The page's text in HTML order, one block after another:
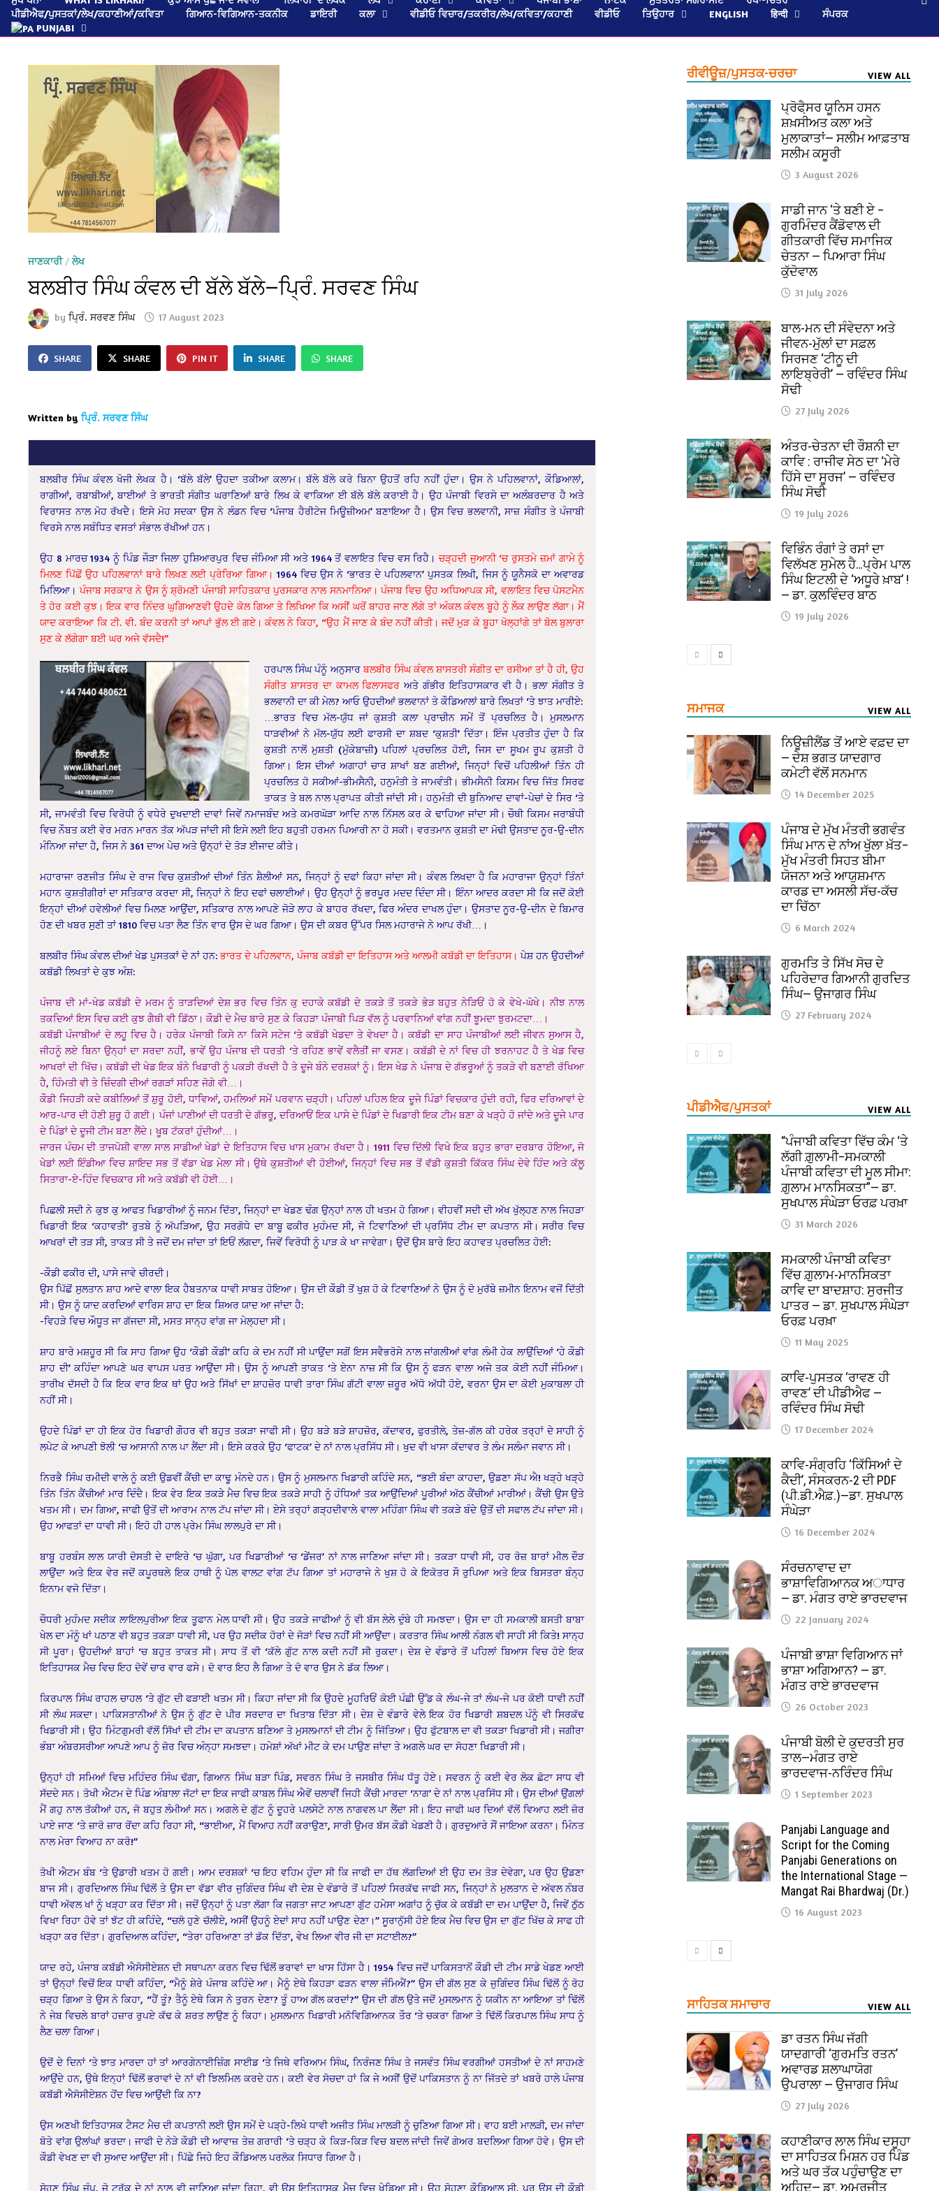
ਪੀਡੀਐਫ/ਪੁਸਤਕਾਂ/ਲੇਖ/ਕਹਾਣੀਆਂ/ਕਵਿਤਾ
ਗਿਆਨ-ਵਿਗਿਆਨ-ਤਕਨੀਕ ਡਾਇਰੀ ਕਲਾ ਵੀਡੀਓ ਵਿਚਾਰ/ਤਕਰੀਰ/ਲੇਖ/ਕਵਿਤਾ/ਕਹਾਣੀ ਵੀਡੀਓ ਤਿਉਹਾਰ ENGLISH हिन्दी
ਸੰਪਰਕ
PUNJABI
ਜਾਣਕਾਰੀ/ਲੇਖ
ਬਲਬੀਰ ਸਿੰਘ ਕੰਵਲ ਦੀ ਬੱਲੇ ਬੱਲੇ—ਪ੍ਰਿੰ. ਸਰਵਣ ਸਿੰਘ
byਪ੍ਰਿੰ. ਸਰਵਣ ਸਿੰਘ 17 August 2023
SHARE SHARE PIN IT SHARE SHARE
Written by ਪ੍ਰਿੰ. ਸਰਵਣ ਸਿੰਘ
ਬਲਬੀਰ ਸਿੰਘ ਕੰਵਲ ਖੋਜੀ ਲੇਖਕ ਹੈ। ‘ਬੱਲੇ ਬੱਲੇ’ ਉਹਦਾ ਤਕੀਆ ਕਲਾਮ। ਬੱਲੇ ਬੱਲੇ ਕਰੇ ਬਿਨਾ ਉਹਤੋਂ ਰਹਿ ਨਹੀਂ ਹੁੰਦਾ। ਉਸ ਨੇ ਪਹਿਲਵਾਨਾਂ, ਕੌਡਿਆਲਾਂ,
ਰਾਗੀਆਂ, ਰਬਾਬੀਆਂ, ਬਾਈਆਂ ਤੇ ਭਾਰਤੀ ਸੰਗੀਤ ਘਰਾਣਿਆਂ ਬਾਰੇ ਲਿਖ ਕੇ ਵਾਕਿਆ ਈ ਬੱਲੇ ਬੱਲੇ ਕਰਾਈ ਹੈ। ਉਹ ਪੰਜਾਬੀ ਵਿਰਸੇ ਦਾ ਅਲੰਬਰਦਾਰ ਹੈ ਅਤੇ
ਵਿਰਾਸਤ ਨਾਲ ਮੋਹ ਰੱਖਦੈ। ਇਸੇ ਮੋਹ ਸਦਕਾ ਉਸ ਨੇ ਲੰਡਨ ਵਿਚ ‘ਪੰਜਾਬ ਹੈਰੀਟੇਜ ਮਿਊਜ਼ੀਅਮ’ ਬਣਾਇਆ ਹੈ। ਉਸ ਵਿਚ ਭਲਵਾਨੀ, ਸਾਜ਼ ਸੰਗੀਤ ਤੇ ਪੰਜਾਬੀ
ਵਿਰਸੇ ਨਾਲ ਸਬੰਧਿਤ ਵਸਤਾਂ ਸੰਭਾਲ ਰੱਖੀਆਂ ਹਨ।
ਉਹ 8 ਮਾਰਚ 1934 ਨੂੰ ਪਿੰਡ ਜੌੜਾ ਜਿਲਾ ਹੁਸ਼ਿਆਰਪੁਰ ਵਿਚ ਜੰਮਿਆ ਸੀ ਅਤੇ 1964 ਤੋਂ ਵਲਾਇਤ ਵਿਚ ਵਸ ਰਿਹੈ। ਚੜ੍ਹਦੀ ਜੁਆਨੀ ‘ਚ ਰੁਸਤਮੇ ਜ਼ਮਾਂ ਗਾਮੇ ਨੂੰ
ਮਿਲਣ ਪਿੱਛੋਂ ਉਹ ਪਹਿਲਵਾਨਾਂ ਬਾਰੇ ਲਿਖਣ ਲਈ ਪ੍ਰੇਰਿਆ ਗਿਆ। 1964 ਵਿਚ ਉਸ ਨੇ ‘ਭਾਰਤ ਦੇ ਪਹਿਲਵਾਨ’ ਪੁਸਤਕ ਲਿਖੀ, ਜਿਸ ਨੂੰ ਯੂਨੈਸਕੋ ਦਾ ਅਵਾਰਡ
ਮਿਲਿਆ।ਪੰਜਾਬ ਸਰਕਾਰ ਨੇ ਉਸ ਨੂੰ ਸ਼੍ਰੋਮਣੀ ਪੰਜਾਬੀ ਸਾਹਿਤਕਾਰ ਪੁਰਸਕਾਰ ਨਾਲ ਸਨਮਾਨਿਆ। ਪੰਜਾਬ ਵਿਚ ਉਹ ਅਧਿਆਪਕ ਸੀ, ਵਲਾਇਤ ਵਿਚ ਪੋਸਟਮੈਨ
ਤੇ ਹੋਰ ਕਈ ਕੁਝ। ਇਕ ਵਾਰ ਨਿੰਦਰ ਘੁਗਿਆਣਵੀ ਉਹਦੇ ਕੋਲ ਗਿਆ ਤੇ ਲਿਖਿਆ ਕਿ ਅਸੀਂ ਘਰੋਂ ਬਾਹਰ ਜਾਣ ਲੱਗੇ ਤਾਂ ਅੰਕਲ ਕੰਵਲ ਬੂਹੇ ਨੂੰ ਲੌਕ ਲਾਉਣ ਲੱਗਾ। ਮੈਂ
ਯਾਦ ਕਰਾਇਆ ਕਿ ਟੀ. ਵੀ. ਬੰਦ ਕਰਨੀ ਤਾਂ ਆਪਾਂ ਭੁੱਲ ਈ ਗਏ। ਕੰਵਲ ਨੇ ਕਿਹਾ, “ਉਹ ਮੈਂ ਜਾਣ ਕੇ ਬੰਦ ਨਹੀਂ ਕੀਤੀ। ਜਦੋਂ ਮੁੜ ਕੇ ਬੂਹਾ ਖੋਲ੍ਹਾਂਗੇ ਤਾਂ ਬੋਲ ਬੁਲਾਰਾ
ਸੁਣ ਕੇ ਲੱਗੇਗਾ ਬਈ ਘਰ ਅਜੇ ਵੱਸਦੈ!”
ਹਰਪਾਲ ਸਿੰਘ ਪੰਨੂੰ ਅਨੁਸਾਰਬਲਬੀਰ ਸਿੰਘ ਕੰਵਲ ਸ਼ਾਸਤਰੀ ਸੰਗੀਤ ਦਾ ਰਸੀਆ ਤਾਂ ਹੈ ਹੀ, ਉਹ
ਸੰਗੀਤ ਸ਼ਾਸਤਰ ਦਾ ਕਾਮਲ ਫਿਲਾਸਫਰ ਅਤੇ ਗੰਭੀਰ ਇਤਿਹਾਸਕਾਰ ਵੀ ਹੈ। ਭਲਾ ਸੰਗੀਤ ਤੇ
ਭਲਵਾਨੀ ਦਾ ਕੀ ਮੇਲ? ਆਓ ਉਹਦੀਆਂ ਭਲਵਾਨਾਂ ਤੇ ਕੌਡਿਆਲਾਂ ਬਾਰੇ ਲਿਖਤਾਂ ‘ਤੇ ਝਾਤ ਮਾਰੀਏ:
…ਭਾਰਤ ਵਿਚ ਮੱਲ-ਯੁੱਧ ਜਾਂ ਕੁਸ਼ਤੀ ਕਲਾ ਪ੍ਰਾਚੀਨ ਸਮੇਂ ਤੋਂ ਪ੍ਰਚਲਿਤ ਹੈ। ਮੁਸਲਮਾਨ
ਧਾੜਵੀਆਂ ਨੇ ਮੱਲ-ਯੁੱਧ ਲਈ ਫਾਰਸੀ ਦਾ ਸ਼ਬਦ ‘ਕੁਸ਼ਤੀ’ ਦਿੱਤਾ। ਇੰਜ ਪ੍ਰਤੀਤ ਹੁੰਦਾ ਹੈ ਕਿ
ਕੁਸ਼ਤੀ ਨਾਲੋਂ ਮੁਸ਼ਤੀ (ਮੁੱਕੇਬਾਜ਼ੀ) ਪਹਿਲਾਂ ਪ੍ਰਚਲਿਤ ਹੋਈ, ਜਿਸ ਦਾ ਸੂਖਮ ਰੂਪ ਕੁਸ਼ਤੀ ਹੋ
ਗਿਆ। ਇਸ ਦੀਆਂ ਅਗਾਹਾਂ ਚਾਰ ਸ਼ਾਖਾਂ ਬਣ ਗਈਆਂ, ਜਿਨ੍ਹਾਂ ਵਿਚੋਂ ਪਹਿਲੀਆਂ ਤਿੰਨ ਹੀ
ਪ੍ਰਚਲਿਤ ਹੋ ਸਕੀਆਂ-ਭੀਮਸੈਨੀ, ਹਨੁਮੰਤੀ ਤੇ ਜਾਮਵੰਤੀ। ਭੀਮਸੈਨੀ ਕਿਸਮ ਵਿਚ ਜਿੱਤ ਸਿਰਫ
ਤਾਕਤ ਤੇ ਬਲ ਨਾਲ ਪ੍ਰਾਪਤ ਕੀਤੀ ਜਾਂਦੀ ਸੀ। ਹਨੁਮੰਤੀ ਦੀ ਬੁਨਿਆਦ ਦਾਵਾਂ-ਪੇਚਾਂ ਦੇ ਸਿਰ ‘ਤੇ
ਸੀ, ਜਾਮਵੰਤੀ ਵਿਚ ਵਿਰੋਧੀ ਨੂੰ ਵਧੇਰੇ ਦੁਖਦਾਈ ਦਾਵਾਂ ਜਿਵੇਂ ਨਮਾਜਬੰਦ ਅਤੇ ਕਮਰਘੋੜਾ ਆਦਿ ਨਾਲ ਨਿੱਸਲ ਕਰ ਕੇ ਢਾਹਿਆ ਜਾਂਦਾ ਸੀ। ਚੌਥੀ ਕਿਸਮ ਜਰਾਬੰਧੀ
ਵਿਚ ਨੌਬਤ ਕਈ ਵੇਰ ਮਰਨ ਮਾਰਨ ਤੱਕ ਅੱਪੜ ਜਾਂਦੀ ਸੀ ਇਸੇ ਲਈ ਇਹ ਬਹੁਤੀ ਹਰਮਨ ਪਿਆਰੀ ਨਾ ਹੋ ਸਕੀ। ਵਰਤਮਾਨ ਕੁਸ਼ਤੀ ਦਾ ਮੋਢੀ ਉਸਤਾਦ ਨੂਰ-ਉ-ਦੀਨ
ਮੰਨਿਆ ਜਾਂਦਾ ਹੈ, ਜਿਸ ਨੇ 361 ਦਾਅ ਪੇਚ ਅਤੇ ਉਨ੍ਹਾਂ ਦੇ ਤੋੜ ਈਜਾਦ ਕੀਤੇ।
ਮਹਾਰਾਜਾ ਰਣਜੀਤ ਸਿੰਘ ਦੇ ਰਾਜ ਵਿਚ ਕੁਸ਼ਤੀਆਂ ਦੀਆਂ ਤਿੰਨ ਸ਼ੈਲੀਆਂ ਸਨ, ਜਿਨ੍ਹਾਂ ਨੂੰ ਦਫਾਂ ਕਿਹਾ ਜਾਂਦਾ ਸੀ। ਕੰਵਲ ਲਿਖਦਾ ਹੈ ਕਿ ਮਹਾਰਾਜਾ ਉਨ੍ਹਾਂ ਤਿੰਨਾਂ
ਮਹਾਨ ਕੁਸ਼ਤੀਗੀਰਾਂ ਦਾ ਸਤਿਕਾਰ ਕਰਦਾ ਸੀ, ਜਿਨ੍ਹਾਂ ਨੇ ਇਹ ਦਫਾਂ ਚਲਾਈਆਂ। ਉਹ ਉਨ੍ਹਾਂ ਨੂੰ ਭਰਪੂਰ ਮਦਦ ਦਿੰਦਾ ਸੀ। ਇੰਨਾ ਆਦਰ ਕਰਦਾ ਸੀ ਕਿ ਜਦੋਂ ਕੋਈ
ਇਨ੍ਹਾਂ ਦੀਆਂ ਹਵੇਲੀਆਂ ਵਿਚ ਮਿਲਣ ਆਉਂਦਾ, ਸਤਿਕਾਰ ਨਾਲ ਆਪਣੇ ਜੋੜੇ ਲਾਹ ਕੇ ਬਾਹਰ ਰੱਖਦਾ, ਫਿਰ ਅੰਦਰ ਦਾਖਲ ਹੁੰਦਾ। ਉਸਤਾਦ ਨੂਰ-ਉ-ਦੀਨ ਦੇ ਬਿਮਾਰ
ਹੋਣ ਦੀ ਖਬਰ ਸੁਣੀ ਤਾਂ 1810 ਵਿਚ ਪਤਾ ਲੈਣ ਤਿੰਨ ਵਾਰ ਉਸ ਦੇ ਘਰ ਗਿਆ। ਉਸ ਦੀ ਕਬਰ ਉੱਪਰ ਸਿਲ ਮਹਾਰਾਜੇ ਨੇ ਆਪ ਰੱਖੀ…।
ਬਲਬੀਰ ਸਿੰਘ ਕੰਵਲ ਦੀਆਂ ਖੇਡ ਪੁਸਤਕਾਂ ਦੇ ਨਾਂ ਹਨ:ਭਾਰਤ ਦੇ ਪਹਿਲਵਾਨ, ਪੰਜਾਬ ਕਬੱਡੀ ਦਾ ਇਤਿਹਾਸ ਅਤੇ ਆਲਮੀ ਕਬੱਡੀ ਦਾ ਇਤਿਹਾਸ। ਪੇਸ਼ ਹਨ ਉਹਦੀਆਂ
ਕਬੱਡੀ ਲਿਖਤਾਂ ਦੇ ਕੁਝ ਅੰਸ਼:
ਪੰਜਾਬ ਦੀ ਮਾਂ-ਖੇਡ ਕਬੱਡੀ ਦੇ ਮਰਮ ਨੂੰ ਤਾੜਦਿਆਂ ਦੇਸ਼ ਭਰ ਵਿਚ ਤਿੰਨ ਕੁ ਦਹਾਕੇ ਕਬੱਡੀ ਦੇ ਤਕੜੇ ਤੋਂ ਤਕੜੇ ਭੇੜ ਬਹੁਤ ਨੇੜਿਓਂ ਹੋ ਕੇ ਵੇਖੇ-ਘੋਖੇ। ਨੀਝ ਨਾਲ
ਤਕਦਿਆਂ ਇਸ ਵਿਚ ਕਈ ਕੁਝ ਗੈਬੀ ਵੀ ਡਿੱਠਾ। ਕੌਡੀ ਦੇ ਮੈਚ ਬਾਰੇ ਸੁਣ ਕੇ ਕਿਹੜਾ ਪੰਜਾਬੀ ਪਿੜ ਵੱਲ ਨੂੰ ਪਰਵਾਨਿਆਂ ਵਾਂਗ ਨਹੀਂ ਝੂਮਦਾ ਝੁਰਮਟਦਾ…।
ਕਬੱਡੀ ਪੰਜਾਬੀਆਂ ਦੇ ਲਹੂ ਵਿਚ ਹੈ। ਹਰੇਕ ਪੰਜਾਬੀ ਕਿਸੇ ਨਾ ਕਿਸੇ ਸਟੇਜ ‘ਤੇ ਕਬੱਡੀ ਖੇਡਦਾ ਤੇ ਵੇਖਦਾ ਹੈ। ਕਬੱਡੀ ਦਾ ਸਾਹ ਪੰਜਾਬੀਆਂ ਲਈ ਜੀਵਨ ਸੁਆਸ ਹੈ,
ਜੀਹਨੂੰ ਲਏ ਬਿਨਾ ਉਨ੍ਹਾਂ ਦਾ ਸਰਦਾ ਨਹੀਂ, ਭਾਵੇਂ ਉਹ ਪੰਜਾਬ ਦੀ ਧਰਤੀ ‘ਤੇ ਰਹਿਣ ਭਾਵੇਂ ਵਲੈਤੀਂ ਜਾ ਵਸਣ। ਕਬੱਡੀ ਦੇ ਨਾਂ ਵਿਚ ਹੀ ਝਰਨਾਹਟ ਹੈ ਤੇ ਖੇਡ ਵਿਚ
ਆਖਰਾਂ ਦੀ ਖਿੱਚ। ਕਬੱਡੀ ਦੀ ਖੇਡ ਇਕ ਬੰਨੇ ਖਿਡਾਰੀ ਨੂੰ ਪਕੜੀ ਰੱਖਦੀ ਹੈ ਤੇ ਦੂਜੇ ਬੰਨੇ ਦਰਸ਼ਕਾਂ ਨੂੰ। ਇਸ ਖੇਡ ਨੇ ਪੰਜਾਬ ਦੇ ਗੱਭਰੂਆਂ ਨੂੰ ਤਕੜੇ ਵੀ ਬਣਾਈ ਰੱਖਿਆ
ਹੈ, ਹਿੰਮਤੀ ਵੀ ਤੇ ਜ਼ਿੰਦਗੀ ਦੀਆਂ ਰਗੜਾਂ ਸਹਿਣ ਜੋਗੇ ਵੀ…।
ਕੌਡੀ ਜਿਹੜੀ ਕਦੇ ਕਬੀਲਿਆਂ ਤੋਂ ਸ਼ੁਰੂ ਹੋਈ, ਧਾਵਿਆਂ, ਹਮਲਿਆਂ ਸਮੇਂ ਪਰਵਾਨ ਚੜ੍ਹੀ। ਪਹਿਲਾਂ ਪਹਿਲ ਇਕ ਦੂਜੇ ਪਿੰਡਾਂ ਵਿਚਕਾਰ ਹੁੰਦੀ ਰਹੀ, ਫਿਰ ਦਰਿਆਵਾਂ ਦੇ
ਆਰ-ਪਾਰ ਦੀ ਹੋਣੀ ਸ਼ੁਰੂ ਹੋ ਗਈ। ਪੰਜਾਂ ਪਾਣੀਆਂ ਦੀ ਧਰਤੀ ਦੇ ਗੱਭਰੂ, ਦਰਿਆਓਂ ਇਕ ਪਾਸੇ ਦੇ ਪਿੰਡਾਂ ਦੇ ਖਿਡਾਰੀ ਇਕ ਟੀਮ ਬਣਾ ਕੇ ਖੜ੍ਹੇ ਹੋ ਜਾਂਦੇ ਅਤੇ ਦੂਜੇ ਪਾਰ
ਦੇ ਪਿੰਡਾਂ ਦੇ ਦੂਜੀ ਟੀਮ ਬਣਾ ਲੈਂਦੇ। ਖੂਬ ਟੱਕਰਾਂ ਹੁੰਦੀਆਂ…।
ਜਾਰਜ ਪੰਚਮ ਦੀ ਤਾਜਪੋਸ਼ੀ ਵਾਲਾ ਸਾਲ ਸਾਡੀਆਂ ਖੇਡਾਂ ਦੇ ਇਤਿਹਾਸ ਵਿਚ ਖਾਸ ਮੁਕਾਮ ਰੱਖਦਾ ਹੈ। 1911 ਵਿਚ ਦਿੱਲੀ ਵਿਖੇ ਇਕ ਬਹੁਤ ਭਾਰਾ ਦਰਬਾਰ ਹੋਇਆ, ਜੋ
ਖੇਡਾਂ ਲਈ ਇੰਡੀਆ ਵਿਚ ਸ਼ਾਇਦ ਸਭ ਤੋਂ ਵੱਡਾ ਖੇਡ ਮੇਲਾ ਸੀ। ਉਥੇ ਕੁਸ਼ਤੀਆਂ ਵੀ ਹੋਈਆਂ, ਜਿਨ੍ਹਾਂ ਵਿਚ ਸਭ ਤੋਂ ਵੱਡੀ ਕੁਸ਼ਤੀ ਕਿੱਕਰ ਸਿੰਘ ਦੇਵੇ ਹਿੰਦ ਅਤੇ ਕੱਲੂ
ਸਿਤਾਰਾ-ਏ-ਹਿੰਦ ਵਿਚਕਾਰ ਸੀ ਅਤੇ ਕਬੱਡੀ ਵੀ ਹੋਈ…।
ਪਿਛਲੀ ਸਦੀ ਨੇ ਕੁਝ ਕੁ ਆਫਤ ਖਿਡਾਰੀਆਂ ਨੂੰ ਜਨਮ ਦਿੱਤਾ, ਜਿਨ੍ਹਾਂ ਦਾ ਖੇਡਣ ਢੰਗ ਉਨ੍ਹਾਂ ਨਾਲ ਹੀ ਖਤਮ ਹੋ ਗਿਆ। ਵੀਹਵੀਂ ਸਦੀ ਦੀ ਅੱਖ ਖੁੱਲ੍ਹਣ ਨਾਲ ਜਿਹੜਾ
ਖਿਡਾਰੀ ਇਕ ‘ਕਹਾਵਤੀ’ ਰੁਤਬੇ ਨੂੰ ਅੱਪੜਿਆ, ਉਹ ਸਰਗੋਧੇ ਦਾ ਬਾਬੂ ਫਕੀਰ ਮੁਹੰਮਦ ਸੀ, ਜੋ ਟਿਵਾਣਿਆਂ ਦੀ ਪ੍ਰਸਿੱਧ ਟੀਮ ਦਾ ਕਪਤਾਨ ਸੀ। ਸਰੀਰ ਵਿਚ
ਆਖਰਾਂ ਦੀ ਤੜ ਸੀ, ਤਾਕਤ ਸੀ ਤੇ ਜਦੋਂ ਦਮ ਜਾਂਦਾ ਤਾਂ ਇਓਂ ਲੱਗਦਾ, ਜਿਵੇਂ ਵਿਰੋਧੀ ਨੂੰ ਪਾੜ ਕੇ ਖਾ ਜਾਵੇਗਾ। ਉਦੋਂ ਉਸ ਬਾਰੇ ਇਹ ਕਹਾਵਤ ਪ੍ਰਚਲਿਤ ਹੋਈ:
-ਕੌਡੀ ਫਕੀਰ ਦੀ, ਪਾਸੇ ਜਾਵੇ ਚੀਰਦੀ।
ਉਸ ਪਿੱਛੋਂ ਸੁਲਤਾਨ ਸ਼ਾਹ ਆਦੇ ਵਾਲਾ ਇਕ ਹੈਬਤਨਾਕ ਧਾਵੀ ਸਾਬਤ ਹੋਇਆ। ਉਸ ਦੀ ਕੌਡੀ ਤੋਂ ਖੁਸ਼ ਹੋ ਕੇ ਟਿਵਾਣਿਆਂ ਨੇ ਉਸ ਨੂੰ ਦੋ ਮੁਰੱਬੇ ਜ਼ਮੀਨ ਇਨਾਮ ਵਜੋਂ ਦਿੱਤੀ
ਸੀ। ਉਸ ਨੂੰ ਯਾਦ ਕਰਦਿਆਂ ਵਾਰਿਸ ਸ਼ਾਹ ਦਾ ਇਕ ਸ਼ਿਅਰ ਯਾਦ ਆ ਜਾਂਦਾ ਹੈ:
-ਵਿਹੜੇ ਵਿਚ ਔਧੂਤ ਜਾ ਗੱਜਦਾ ਸੀ, ਮਸਤ ਸਾਨ੍ਹ ਵਾਂਗ ਜਾ ਮੇਲ੍ਹਦਾ ਸੀ।
ਸ਼ਾਹ ਬਾਰੇ ਮਸ਼ਹੂਰ ਸੀ ਕਿ ਸਾਹ ਗਿਆ ਉਹ ‘ਕੌਡੀ ਕੌਡੀ’ ਕਹਿ ਕੇ ਦਮ ਨਹੀਂ ਸੀ ਪਾਉਂਦਾ ਸਗੋਂ ਇਸ ਸਵੈਭਰੋਸੇ ਨਾਲ ਜਾਂਗਲੀਆਂ ਵਾਂਗ ਲੰਮੀ ਹੇਕ ਲਾਉਂਦਿਆਂ ‘ਹੇ ਕੌਡੀ
ਸ਼ਾਹ ਦੀ’ ਕਹਿੰਦਾ ਆਪਣੇ ਘਰ ਵਾਪਸ ਪਰਤ ਆਉਂਦਾ ਸੀ। ਉਸ ਨੂੰ ਆਪਣੀ ਤਾਕਤ ‘ਤੇ ਏਨਾ ਨਾਜ਼ ਸੀ ਕਿ ਉਸ ਨੂੰ ਫੜਨ ਵਾਲਾ ਅਜੇ ਤਕ ਕੋਈ ਨਹੀਂ ਜੰਮਿਆ।
ਤਾਰੀਖ ਦੱਸਦੀ ਹੈ ਕਿ ਇਕ ਵਾਰ ਇਕ ਥਾਂ ਉਹ ਅਤੇ ਸਿੱਖਾਂ ਦਾ ਸ਼ਾਹਜ਼ੋਰ ਧਾਵੀ ਤਾਰਾ ਸਿੰਘ ਗੱਟੀ ਵਾਲਾ ਜ਼ਰੂਰ ਅੱਧੋ ਅੱਧੀ ਹੋਏ, ਵਰਨਾ ਉਸ ਦਾ ਕੋਈ ਮੁਕਾਬਲਾ ਹੀ
ਨਹੀਂ ਸੀ।
ਉਹਦੇ ਪਿੰਡਾਂ ਦਾ ਹੀ ਇਕ ਹੋਰ ਖਿਡਾਰੀ ਗੌਹਰ ਵੀ ਬਹੁਤ ਤਕੜਾ ਜਾਫੀ ਸੀ। ਉਹ ਬੜੇ ਬੜੇ ਸ਼ਾਹਜ਼ੋਰ, ਕੱਦਾਵਰ, ਫੁਰਤੀਲੇ, ਤੇਜ਼-ਗੱਲ ਕੀ ਹਰੇਕ ਤਰ੍ਹਾਂ ਦੇ ਸਾਹੀ ਨੂੰ
ਲਪੇਟ ਕੇ ਆਪਣੀ ਝੋਲੀ ‘ਚ ਆਸਾਨੀ ਨਾਲ ਪਾ ਲੈਂਦਾ ਸੀ। ਇਸੇ ਕਰਕੇ ਉਹ ‘ਫਾਟਕ’ ਦੇ ਨਾਂ ਨਾਲ ਪ੍ਰਸਿੱਧ ਸੀ। ਖੁਦ ਵੀ ਖਾਸਾ ਕੱਦਾਵਰ ਤੇ ਲੰਮ ਸਲੰਮਾ ਜਵਾਨ ਸੀ।
ਨਿਰਭੈ ਸਿੰਘ ਰਮੀਦੀ ਵਾਲੇ ਨੂੰ ਕਈ ਉਡਵੀਂ ਕੈਂਚੀ ਦਾ ਕਾਢੂ ਮੰਨਦੇ ਹਨ। ਉਸ ਨੂੰ ਮੁਸਲਮਾਨ ਖਿਡਾਰੀ ਕਹਿੰਦੇ ਸਨ, “ਭਈ ਬੰਦਾ ਕਾਹਦਾ, ਉਡਣਾ ਸੱਪ ਐ! ਖੜ੍ਹੇ ਖੜ੍ਹੇ
ਤਿੰਨ ਤਿੰਨ ਕੈਂਚੀਆਂ ਮਾਰ ਦਿੰਦੈ। ਇਕ ਵੇਰ ਇਕ ਤਕੜੇ ਮੈਚ ਵਿਚ ਇਕ ਤਕੜੇ ਸਾਹੀ ਨੂੰ ਹੰਧਿਆਂ ਤਕ ਆਉਂਦਿਆਂ ਪੂਰੀਆਂ ਅੱਠ ਕੈਂਚੀਆਂ ਮਾਰੀਆਂ। ਕੈਂਚੀ ਉਸ ਉਤੇ
ਖਤਮ ਸੀ। ਦਮ ਗਿਆ, ਜਾਫੀ ਉਤੋਂ ਦੀ ਆਰਾਮ ਨਾਲ ਟੱਪ ਜਾਂਦਾ ਸੀ। ਏਸੇ ਤਰ੍ਹਾਂ ਗੜ੍ਹਦੀਵਾਲੇ ਵਾਲਾ ਮਹਿੰਗਾ ਸਿੰਘ ਵੀ ਤਕੜੇ ਬੰਦੇ ਉਤੋਂ ਦੀ ਸਫਾਲ ਟੱਪ ਜਾਂਦਾ ਸੀ।
ਉਹ ਆਫਤਾਂ ਦਾ ਧਾਵੀ ਸੀ। ਇਹੋ ਹੀ ਹਾਲ ਪ੍ਰੇਮ ਸਿੰਘ ਲਾਲਪੁਰੇ ਦਾ ਸੀ।
ਬਾਬੂ ਹਰਬੰਸ ਲਾਲ ਯਾਰੀ ਦੋਸਤੀ ਦੇ ਦਾਇਰੇ ‘ਚ ਘੁੱਗਾ, ਪਰ ਖਿਡਾਰੀਆਂ ‘ਚ ‘ਡੇਂਜਰ’ ਨਾਂ ਨਾਲ ਜਾਣਿਆ ਜਾਂਦਾ ਸੀ। ਤਕੜਾ ਧਾਵੀ ਸੀ, ਹਰ ਰੋਜ਼ ਬਾਰਾਂ ਮੀਲ ਦੌੜ
ਲਾਉਂਦਾ ਅਤੇ ਇਕ ਵੇਰ ਜਦੋਂ ਕਪੂਰਥਲੇ ਇਕ ਹਾਥੀ ਨੂੰ ਪੋਲ ਵਾਲਟ ਵਾਂਗ ਟੱਪ ਗਿਆ ਤਾਂ ਮਹਾਰਾਜੇ ਨੇ ਖੁਸ਼ ਹੋ ਕੇ ਇਕੋਤਰ ਸੌ ਰੁਪਿਆ ਅਤੇ ਇਕ ਬਿਸਤਰਾ ਬੰਨ੍ਹ
ਇਨਾਮ ਵਜੋ ਦਿੱਤਾ।
ਚੌਧਰੀ ਮੁਹੰਮਦ ਸਦੀਕ ਲਾਇਲਪੁਰੀਆ ਇਕ ਤੂਫਾਨ ਮੇਲ ਧਾਵੀ ਸੀ। ਉਹ ਤਕੜੇ ਜਾਫੀਆਂ ਨੂੰ ਵੀ ਬੱਸ ਲੇਲੇ ਦੁੰਬੇ ਹੀ ਸਮਝਦਾ। ਉਸ ਦਾ ਹੀ ਸਮਕਾਲੀ ਬਸਤੀ ਬਾਬਾ
ਖੇਲ ਦਾ ਮੰਨੂੰ ਖਾਂ ਪਠਾਣ ਵੀ ਬਹੁਤ ਤਕੜਾ ਧਾਵੀ ਸੀ, ਪਰ ਉਹ ਸਦੀਕ ਹੋਰਾਂ ਦੇ ਜੋੜਾਂ ਵਿਚ ਨਹੀਂ ਸੀ ਆਉਂਦਾ। ਕਰਤਾਰ ਸਿੰਘ ਆਲੀ ਨੰਗਲ ਵੀ ਸਾਹੀ ਸੀ ਕਿਤੇ! ਸਾਨ੍ਹ
ਸੀ ਪੂਰਾ। ਉਹਦੀਆਂ ਬਾਹਾਂ ‘ਚ ਬਹੁਤ ਤਾਕਤ ਸੀ। ਸਾਧ ਤੋਂ ਵੀ ‘ਕੱਲੇ ਗੁੱਟ ਨਾਲ ਕਦੀ ਨਹੀਂ ਸੀ ਰੁਕਦਾ। ਦੇਸ਼ ਦੇ ਵੰਡਾਰੇ ਤੋਂ ਪਹਿਲਾਂ ਬਿਆਸ ਵਿਚ ਹੋਏ ਇਕ
ਇਤਿਹਾਸਕ ਮੈਚ ਵਿਚ ਇਹ ਦੋਵੇਂ ਚਾਰ ਵਾਰ ਫਸੇ। ਦੋ ਵਾਰ ਇਹ ਲੈ ਗਿਆ ਤੇ ਦੋ ਵਾਰ ਉਸ ਨੇ ਡੱਕ ਲਿਆ।
ਕਿਰਪਾਲ ਸਿੰਘ ਰਾਹਲ ਚਾਹਲ ‘ਤੇ ਗੁੱਟ ਦੀ ਫੜਾਈ ਖਤਮ ਸੀ। ਕਿਹਾ ਜਾਂਦਾ ਸੀ ਕਿ ਉਹਦੇ ਮੂਹਰਿਓਂ ਕੋਈ ਪੰਛੀ ਉੱਡ ਕੇ ਲੰਘ-ਜੇ ਤਾਂ ਲੰਘ-ਜੇ ਪਰ ਕੋਈ ਧਾਵੀ ਨਹੀਂ
ਸੀ ਲੰਘ ਸਕਦਾ। ਪਾਕਿਸਤਾਨੀਆਂ ਨੇ ਉਸ ਨੂੰ ਗੁੱਟ ਦੇ ਪੀਰ ਸਰਦਾਰ ਦਾ ਖਿਤਾਬ ਦਿੱਤਾ ਸੀ। ਦੇਸ਼ ਦੇ ਵੰਡਾਰੇ ਵੇਲੇ ਇਕ ਹੋਰ ਖਿਡਾਰੀ ਸ਼ਬਦਲ ਪੰਨੂੰ ਵੀ ਸਿਰਕੱਢ
ਖਿਡਾਰੀ ਸੀ। ਉਹ ਮਿੰਟਗੁਮਰੀ ਵੱਲੋਂ ਸਿੱਖਾਂ ਦੀ ਟੀਮ ਦਾ ਕਪਤਾਨ ਬਣਿਆ ਤੇ ਮੁਸਲਮਾਨਾਂ ਦੀ ਟੀਮ ਨੂੰ ਜਿੱਤਿਆ। ਉਹ ਫੁੱਟਬਾਲ ਦਾ ਵੀ ਤਕੜਾ ਖਿਡਾਰੀ ਸੀ। ਜਗੀਰਾ
ਭੰਬਾ ਅੰਬਰਸਰੀਆ ਆਪਣੇ ਆਪ ਨੂੰ ਜ਼ੋਰ ਵਿਚ ਅੰਨ੍ਹਾ ਸਮਝਦਾ। ਹਮੇਸ਼ਾਂ ਅੱਖਾਂ ਮੀਟ ਕੇ ਦਮ ਪਾਉਣ ਜਾਂਦਾ ਤੇ ਅਗਲੇ ਘਰ ਦਾ ਸੋਹਣਾ ਖਿਡਾਰੀ ਸੀ।
ਉਨ੍ਹਾਂ ਹੀ ਸਮਿਆਂ ਵਿਚ ਮਹਿੰਦਰ ਸਿੰਘ ਢੱਗਾ, ਗਿਆਨ ਸਿੰਘ ਬੜਾ ਪਿੰਡ, ਸਵਰਨ ਸਿੰਘ ਤੇ ਜਸਬੀਰ ਸਿੰਘ ਧੱਤੂ ਹੋਏ। ਸਵਰਨ ਨੂੰ ਕਈ ਵੇਰ ਲੋਕ ਛੋਟਾ ਸਾਧ ਵੀ
ਸੱਦਦੇ ਸਨ। ਤੋਖੀ ਐਟਮ ਦੇ ਪਿੰਡ ਅੰਬਾਲਾ ਜੱਟਾਂ ਦਾ ਇਕ ਜਾਫੀ ਕਾਬਲ ਸਿੰਘ ਐਵੇਂ ਚਲਾਵੀਂ ਜਿਹੀ ਕੈਂਚੀ ਮਾਰਦਾ ‘ਨਾਗ’ ਦੇ ਨਾਂ ਨਾਲ ਪ੍ਰਸਿੱਧ ਸੀ। ਉਸ ਦੀਆਂ ਉਂਗਲਾਂ
ਮੈਂ ਗਹੁ ਨਾਲ ਤੱਕੀਆਂ ਹਨ, ਜੋ ਬਹੁਤ ਲੰਮੀਆਂ ਸਨ। ਅਗਲੇ ਦੇ ਗੁੱਟ ਨੂੰ ਦੂਹਰੇ ਪਲਸੇਟੇ ਨਾਲ ਨਾਗਵਲ ਪਾ ਲੈਂਦਾ ਸੀ। ਇਹ ਜਾਫੀ ਘਰ ਦਿਆਂ ਵੱਲੋਂ ਵਿਆਹ ਲਈ ਜ਼ੋਰ
ਪਾਏ ਜਾਣ ‘ਤੇ ਜ਼ਾਰੋ ਜ਼ਾਰ ਰੋਂਦਾ ਕਹਿ ਰਿਹਾ ਸੀ, “ਭਾਈਆ, ਮੈਂ ਵਿਆਹ ਨਹੀਂ ਕਰਾਉਣਾ, ਸਾਰੀ ਉਮਰ ਬੱਸ ਕੌਡੀ ਖੇਡਣੀ ਹੈ। ਗੁਰਦੁਆਰੇ ਸੌਂ ਜਾਇਆ ਕਰਨਾ। ਮਿੰਨਤ
ਨਾਲ ਮੇਰਾ ਵਿਆਹ ਨਾ ਕਰੋ!”
ਤੋਖੀ ਐਟਮ ਬੰਬ ‘ਤੇ ਉਡਾਰੀ ਖਤਮ ਹੋ ਗਈ। ਆਮ ਦਰਸ਼ਕਾਂ ‘ਚ ਇਹ ਵਹਿਮ ਹੁੰਦਾ ਸੀ ਕਿ ਜਾਫੀ ਦਾ ਹੱਥ ਲੱਗਦਿਆਂ ਈ ਉਹ ਦਮ ਤੋੜ ਦੇਵੇਗਾ, ਪਰ ਉਹ ਉਡਣਾ
ਬਾਜ ਸੀ। ਗੁਰਦਿਆਲ ਸਿੰਘ ਢਿੱਲੋਂ ਤੇ ਉਸ ਦਾ ਵੱਡਾ ਵੀਰ ਜੁਗਿੰਦਰ ਸਿੰਘ ਵੀ ਦੇਸ਼ ਦੇ ਵੰਡਾਰੇ ਤੋਂ ਪਹਿਲਾਂ ਸਿਰਕੱਢ ਜਾਫੀ ਸਨ, ਜਿਨ੍ਹਾਂ ਨੇ ਮੁਲਤਾਨ ਦੇ ਅੱਵਲ ਨੰਬਰ
ਧਾਵੀ ਅੱਵਲ ਖਾਂ ਨੂੰ ਖੜ੍ਹਾ ਕਰ ਦਿੱਤਾ ਸੀ। ਜਦੋਂ ਉਨ੍ਹਾਂ ਨੂੰ ਪਤਾ ਲੱਗਾ ਕਿ ਜਗਤਾ ਜਾਟ ਆਪਣਾ ਗੁੱਟ ਹਮੇਸਾ ਅਗਾਂਹ ਨੂੰ ਚੁੱਕ ਕੇ ਕਬੱਡੀ ਦਾ ਦਮ ਪਾਉਂਦਾ ਹੈ, ਜਿਵੇਂ ਠੁੱਠ
ਵਿਖਾ ਰਿਹਾ ਹੋਵੇ ਤਾਂ ਝੱਟ ਹੀ ਕਹਿੰਦੇ, “ਚਲੋ ਹੁਣੇ ਚੱਲੀਏ, ਅਸੀਂ ਉਹਨੂੰ ਏਦਾਂ ਸਾਹ ਨਹੀਂ ਪਾਉਣ ਦੇਣਾ।” ਸੂਰਾਨੁੱਸੀ ਹੋਏ ਇਕ ਮੈਚ ਵਿਚ ਉਸ ਦਾ ਗੁੱਟ ਖਿੱਚ ਕੇ ਸਾਫ ਹੀ
ਖੜ੍ਹਾ ਕਰ ਦਿੱਤਾ। ਗੁਰਦਿਆਲ ਕਹਿੰਦਾ, “ਤੇਰਾ ਹਰਿਆਣਾ ਤਾਂ ਡੱਕ ਦਿੱਤਾ, ਵੇਖ ਲਿਆ ਵੀਰ ਜੀ ਦਾ ਸਟਾਈਲ?”
ਯਾਦ ਰਹੇ, ਪੰਜਾਬ ਕਬੱਡੀ ਐਸੋਸੀਏਸ਼ਨ ਦੀ ਸਥਾਪਨਾ ਕਰਨ ਵਿਚ ਢਿੱਲੋਂ ਭਰਾਵਾਂ ਦਾ ਖਾਸ ਹਿੱਸਾ ਹੈ। 1954 ਵਿਚ ਜਦੋਂ ਪਾਕਿਸਤਾਨੋਂ ਕੌਡੀ ਦੀ ਟੀਮ ਸਾਡੇ ਖੇਡਣ ਆਈ
ਤਾਂ ਉਨ੍ਹਾਂ ਵਿਚੋਂ ਇਕ ਧਾਵੀ ਕਹਿੰਦਾ, “ਮੈਨੂੰ ਸ਼ੇਰੇ ਪੰਜਾਬ ਕਹਿੰਦੇ ਆ। ਮੈਨੂੰ ਏਥੇ ਕਿਹੜਾ ਫੜਨ ਵਾਲਾ ਜੰਮਿਐਂ?” ਉਸ ਦੀ ਗੱਲ ਸੁਣ ਕੇ ਜੁਗਿੰਦਰ ਸਿੰਘ ਢਿੱਲੋਂ ਨੂੰ ਰੋਹ
ਚੜ੍ਹ ਗਿਆ ਤੇ ਉਸ ਨੇ ਕਿਹਾ, “ਹੈਂ ਤੂੰ? ਤੈਨੂੰ ਏਥੇ ਕਿਸ ਨੇ ਤੁਰਨ ਦੇਣਾ? ਤੂੰ ਹਾਅ ਗੱਲ ਕਰਦਾਂ?” ਉਸ ਦੀ ਗੱਲ ਉਤੇ ਜਦੋਂ ਮੁਸਲਮਾਨ ਨੂੰ ਯਕੀਨ ਨਾ ਆਇਆ ਤਾਂ ਢਿੱਲੋਂ
ਨੇ ਜੇਬ ਵਿਚਲੇ ਬਾਰਾਂ ਹਜ਼ਾਰ ਰੁਪਏ ਕੱਢ ਕੇ ਸ਼ਰਤ ਲਾਉਣ ਨੂੰ ਕਿਹਾ। ਮੁਸਲਮਾਨ ਖਿਡਾਰੀ ਮਨੋਵਿਗਿਆਨਕ ਤੌਰ ‘ਤੇ ਚਕਰਾ ਗਿਆ ਤੇ ਢਿੱਲੋਂ ਕਿਰਪਾਲ ਸਿੰਘ ਸਾਧ ਨੂੰ
ਲੈਣ ਚਲਾ ਗਿਆ।
ਉਦੋਂ ਦੇ ਦਿਨਾਂ ‘ਤੇ ਝਾਤ ਮਾਰਦਾ ਹਾਂ ਤਾਂ ਆਰਗੇਨਾਈਜ਼ਿੰਗ ਸਾਈਡ ‘ਤੇ ਜਿਥੇ ਵਰਿਆਮ ਸਿੰਘ, ਨਿਰੰਜਣ ਸਿੰਘ ਤੇ ਜਸਵੰਤ ਸਿੰਘ ਵਰਗੀਆਂ ਹਸਤੀਆਂ ਦੇ ਨਾਂ ਸਾਹਮਣੇ
ਆਉਂਦੇ ਹਨ, ਉਥੇ ਇਨ੍ਹਾਂ ਢਿੱਲੋਂ ਭਰਾਵਾਂ ਦੇ ਨਾਂ ਵੀ ਝਿਲਮਿਲ ਕਰਦੇ ਹਨ। ਕਈ ਵੇਰ ਸੋਚਦਾ ਹਾਂ ਕਿ ਜੇ ਅਸੀਂ ਉਦੋਂ ਪਾਕਿਸਤਾਨ ਨੂੰ ਨਾ ਜਿੱਤਦੇ ਤਾਂ ਖਬਰੇ ਹਾਲੇ ਪੰਜਾਬ
ਕਬੱਡੀ ਐਸੋਸੀਏਸ਼ਨ ਹੋਂਦ ਵਿਚ ਆਉਂਦੀ ਕਿ ਨਾ?
ਉਸ ਅਣਖੀ ਇਤਿਹਾਸਕ ਟੈਸਟ ਮੈਚ ਦੀ ਕਪਤਾਨੀ ਲਈ ਉਸ ਸਮੇਂ ਦੇ ਪੜ੍ਹੇ-ਲਿਖੇ ਧਾਵੀ ਅਜੀਤ ਸਿੰਘ ਮਾਲੜੀ ਨੂੰ ਚੁਣਿਆ ਗਿਆ ਸੀ। ਵਾਹ ਬਈ ਮਾਲੜੀ, ਦਮ ਜਾਂਦਾ
ਬੋਤੇ ਵਾਂਗ ਉਲਾਂਘਾਂ ਭਰਦਾ। ਜਾਫੀ ਦੇ ਨੇੜੇ ਕੌਡੀ ਦੀ ਆਵਾਜ਼ ਤੇਜ਼ ਗਰਾਰੀ ‘ਤੇ ਚੜ੍ਹ ਕੇ ਕਿੜ-ਕਿੜ ਵਿਚ ਬਦਲ ਜਾਂਦੀ ਜਿਵੇਂ ਗੇਅਰ ਬਦਲਿਆ ਗਿਆ ਹੋਵੇ। ਉਸ ਦੀ
ਕੌਡੀ ਵੇਖਣ ਦਾ ਵੀ ਸੁਆਦ ਆਉਂਦਾ ਸੀ। ਪਿੱਛੇ ਜਿਹੇ ਇਹ ਕੌਡਿਆਲ ਪਰਲੋਕ ਸਿਧਾਰ ਗਿਆ ਹੈ।
ਸੋਹਣ ਸਿੰਘ ਜੰਪ, ਜੋ ਟਰੱਕ ਦੇ ਨਾਂ ਨਾਲ ਵੀ ਜਾਣਿਆ ਜਾਂਦਾ ਰਿਹਾ, ਵੀ ਉਸ ਇਤਿਹਾਸਕ ਮੈਚ ਵਿਚ ਖੇਡਿਆ ਸੀ। ਉਹ ਸੋਹਣਾ ਕੌਡਿਆਲ ਸੀ, ਪਰ ਉਸ ਦੀ ਕੌਡੀ
ਰੀਵੀਊਜ਼/ਪੁਸਤਕ-ਚਰਚਾ VIEW ALL
ਪ੍ਰੋਫੈ਼ਸਰ ਯੂਨਿਸ ਹਸਨ
ਸ਼ਖ਼ਸੀਅਤ ਕਲਾ ਅਤੇ
ਮੁਲਾਕਾਤਾਂ— ਸਲੀਮ ਆਫ਼ਤਾਬ
ਸਲੀਮ ਕਸੂਰੀ
3 August 2026
ਸਾਡੀ ਜਾਨ ‘ਤੇ ਬਣੀ ਏ –
ਗੁਰਮਿੰਦਰ ਕੈਂਡੋਵਾਲ ਦੀ
ਗੀਤਕਾਰੀ ਵਿੱਚ ਸਮਾਜਿਕ
ਚੇਤਨਾ — ਪਿਆਰਾ ਸਿੰਘ
ਕੁੱਦੋਵਾਲ
31 July 2026
ਬਾਲ-ਮਨ ਦੀ ਸੰਵੇਦਨਾ ਅਤੇ
ਜੀਵਨ-ਮੁੱਲਾਂ ਦਾ ਸਫ਼ਲ
ਸਿਰਜਣ ‘ਟੀਨੂ ਦੀ
ਲਾਇਬ੍ਰੇਰੀ’ — ਰਵਿੰਦਰ ਸਿੰਘ
ਸੋਢੀ
27 July 2026
ਅੰਤਰ-ਚੇਤਨਾ ਦੀ ਰੌਸ਼ਨੀ ਦਾ
ਕਾਵਿ : ਰਾਜੀਵ ਸੇਠ ਦਾ ‘ਮੇਰੇ
ਹਿੱਸੇ ਦਾ ਸੂਰਜ’ — ਰਵਿੰਦਰ
ਸਿੰਘ ਸੋਢੀ
19 July 2026
ਵਿਭਿੰਨ ਰੰਗਾਂ ਤੇ ਰਸਾਂ ਦਾ
ਵਿਲੱਖਣ ਸੁਮੇਲ ਹੈ…ਪ੍ਰੇਮ ਪਾਲ
ਸਿੰਘ ਇਟਲੀ ਦੇ ‘ਅਧੂਰੇ ਖ਼ਾਬ’ !
— ਡਾ. ਕੁਲਵਿੰਦਰ ਬਾਠ
19 July 2026
ਸਮਾਜਕ VIEW ALL
ਨਿਊਜ਼ੀਲੈਂਡ ਤੋਂ ਆਏ ਵਫ਼ਦ ਦਾ
— ਦੇਸ਼ ਭਗਤ ਯਾਦਗਾਰ
ਕਮੇਟੀ ਵੱਲੋਂ ਸਨਮਾਨ
14 December 2025
ਪੰਜਾਬ ਦੇ ਮੁੱਖ ਮੰਤਰੀ ਭਗਵੰਤ
ਸਿੰਘ ਮਾਨ ਦੇ ਨਾਂਅ ਖੁੱਲਾ ਖ਼ੱਤ–
ਮੁੱਖ ਮੰਤਰੀ ਸਿਹਤ ਬੀਮਾ
ਯੋਜਨਾ ਅਤੇ ਆਯੁਸ਼ਮਾਨ
ਕਾਰਡ ਦਾ ਅਸਲੀ ਸੱਚ-ਕੱਚ
ਦਾ ਚਿੱਠਾ
6 March 2024
ਗੁਰਮਤਿ ਤੇ ਸਿੱਖ ਸੋਚ ਦੇ
ਪਹਿਰੇਦਾਰ ਗਿਆਨੀ ਗੁਰਦਿਤ
ਸਿੰਘ— ਉਜਾਗਰ ਸਿੰਘ
27 February 2024
ਪੀਡੀਐਫ/ਪੁਸਤਕਾਂ VIEW ALL
“ਪੰਜਾਬੀ ਕਵਿਤਾ ਵਿੱਚ ਕੰਮ ‘ਤੇ
ਲੱਗੀ ਗ਼ੁਲਾਮੀ–ਸਮਕਾਲੀ
ਪੰਜਾਬੀ ਕਵਿਤਾ ਦੀ ਮੂਲ ਸੀਮਾ:
ਗ਼ੁਲਾਮ ਮਾਨਸਿਕਤਾ”— ਡਾ.
ਸੁਖਪਾਲ ਸੰਘੇੜਾ ਓਰਫ਼ ਪਰਖ਼ਾ
31 March 2026
ਸਮਕਾਲੀ ਪੰਜਾਬੀ ਕਵਿਤਾ
ਵਿੱਚ ਗ਼ੁਲਾਮ-ਮਾਨਸਿਕਤਾ
ਕਾਵਿ ਦਾ ਬਾਦਸ਼ਾਹ: ਸੁਰਜੀਤ
ਪਾਤਰ — ਡਾ. ਸੁਖਪਾਲ ਸੰਘੇੜਾ
ਓਰਫ਼ ਪਰਖ਼ਾ
11 May 2025
ਕਾਵਿ-ਪੁਸਤਕ ‘ਰਾਵਣ ਹੀ
ਰਾਵਣ’ ਦੀ ਪੀਡੀਐਫ —
ਰਵਿੰਦਰ ਸਿੰਘ ਸੋਢੀ
17 December 2024
ਕਾਵਿ-ਸੰਗ੍ਰਹਿ ‘ਕਿੱਸਿਆਂ ਦੇ
ਕੈਦੀ’, ਸੰਸਕਰਨ-2 ਦੀ PDF
(ਪੀ.ਡੀ.ਐਫ਼.)—ਡਾ. ਸੁਖਪਾਲ
ਸੰਘੇੜਾ
16 December 2024
ਸੰਰਚਨਾਵਾਦ ਦਾ
ਭਾਸ਼ਾਵਿਗਿਆਨਕ ਅਾਧਾਰ
— ਡਾ. ਮੰਗਤ ਰਾਏ ਭਾਰਦਵਾਜ
22 January 2024
ਪੰਜਾਬੀ ਭਾਸ਼ਾ ਵਿਗਿਆਨ ਜਾਂ
ਭਾਸ਼ਾ ਅਗਿਆਨ? — ਡਾ.
ਮੰਗਤ ਰਾਏ ਭਾਰਦਵਾਜ
26 October 2023
ਪੰਜਾਬੀ ਬੋਲੀ ਦੇ ਕੁਦਰਤੀ ਸੁਰ
ਤਾਲ—ਮੰਗਤ ਰਾਏ
ਭਾਰਦਵਾਜ-ਨਰਿੰਦਰ ਸਿੰਘ
1 September 2023
Panjabi Language and
Script for the Coming
Panjabi Generations on
the International Stage —
Mangat Rai Bhardwaj (Dr.)
16 August 2023
ਸਾਹਿਤਕ ਸਮਾਚਾਰ VIEW ALL
ਡਾ ਰਤਨ ਸਿੰਘ ਜੱਗੀ
ਯਾਦਗਾਰੀ ‘ਗੁਰਮਤਿ ਰਤਨ’
ਅਵਾਰਡ ਸ਼ਲਾਘਾਯੋਗ
ਉਪਰਾਲਾ — ਉਜਾਗਰ ਸਿੰਘ
27 July 2026
ਕਹਾਣੀਕਾਰ ਲਾਲ ਸਿੰਘ ਦਸੂਹਾ
ਦਾ ਸਾਹਿਤਕ ਮਿਸ਼ਨ ਹਰ ਪਿੰਡ
ਅਤੇ ਘਰ ਤੱਕ ਪਹੁੰਚਾਉਣ ਦਾ
ਅਹਿਦ— ਡਾ. ਅਮਰਜੀਤ